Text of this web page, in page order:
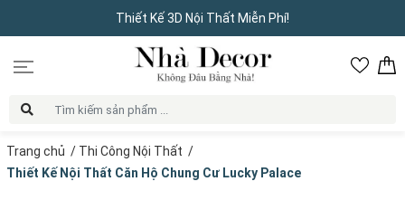
Thiết Kế 3D Nội Thất Miễn Phí!
Trang chủ / Thi Công Nội Thất /
Thiết Kế Nội Thất Căn Hộ Chung Cư Lucky Palace